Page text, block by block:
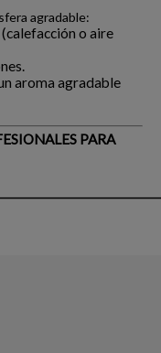
agradable:
o aire
aroma agradable
PARA